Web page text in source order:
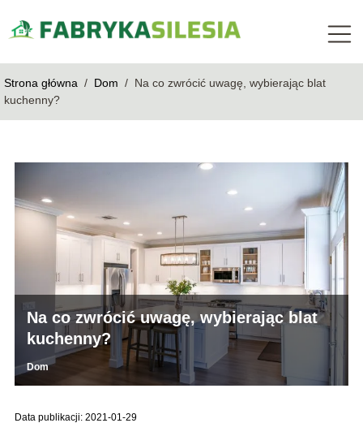
Strona główna / Dom / Na co zwrócić uwagę, wybierając blat
kuchenny?
Na co zwrócić uwagę, wybierając blat
kuchenny?
Dom
Data publikacji: 2021-01-29